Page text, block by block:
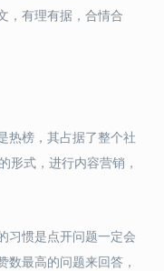
，有理有据，合情合
热榜，其占据了整个社
形式，进行内容营销，
习惯是点开问题一定会
最高的问题来回答，